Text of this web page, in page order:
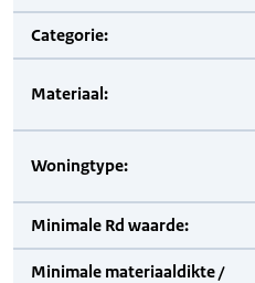
Categorie:
Materiaal:
Woningtype:
Minimale Rd waarde:
Minimale materiaaldikte /